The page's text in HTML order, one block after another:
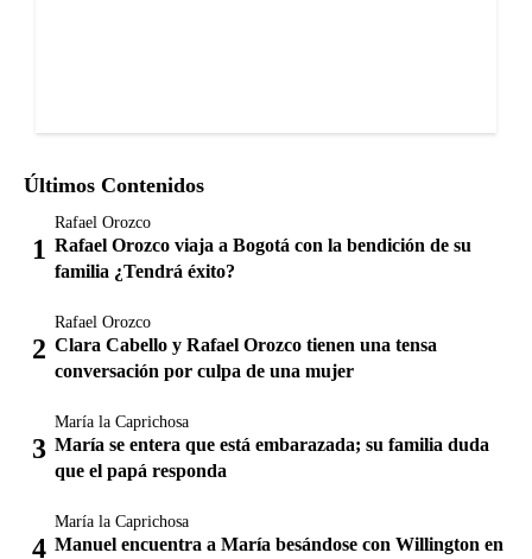
Últimos Contenidos
Rafael Orozco
Rafael Orozco viaja a Bogotá con la bendición de su
familia ¿Tendrá éxito?
Rafael Orozco
Clara Cabello y Rafael Orozco tienen una tensa
conversación por culpa de una mujer
María la Caprichosa
María se entera que está embarazada; su familia duda
que el papá responda
María la Caprichosa
Manuel encuentra a María besándose con Willington en